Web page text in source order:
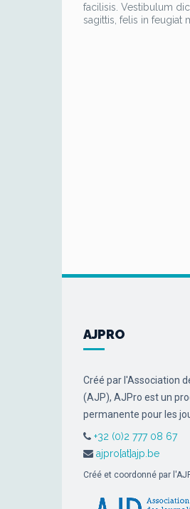
facilisis. Vestibulum
sagittis, felis in feugiat
AJPRO
Créé par l'Association
(AJP), AJPro est un
permanente pour les
+32 (0)2 777 08 67
ajpro[at]ajp.be
Créé et coordonné par